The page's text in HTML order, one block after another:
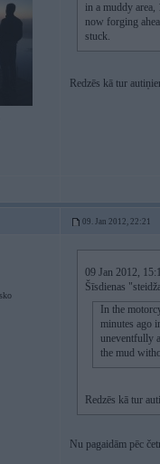
in a muddy
now forging
stuck.
Redzēs kā tur
09. Jan 2012, 22:21
09 Jan 2012,
Šīsdienas
In the
minutes ago
uneventfully
the mud
Redzēs kā tur
Nu pagaidām pēc